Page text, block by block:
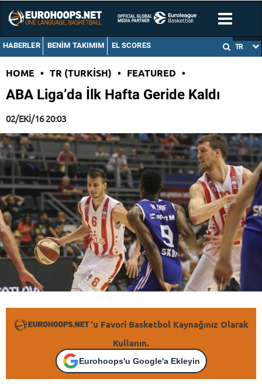
HABERLER BENIM TAKIMIM EL SCORES TR
HOME • TR (TURKISH) • FEATURED •
ABA Liga’da İlk Hafta Geride Kaldı
02/EKI/16 20:03
'u Favori Basketbol Kaynağınız Olarak
Kullanın.
Eurohoops'u Google'a Ekleyin